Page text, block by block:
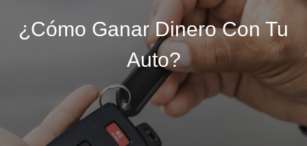
¿Cómo Ganar Dinero Con Tu
Auto?